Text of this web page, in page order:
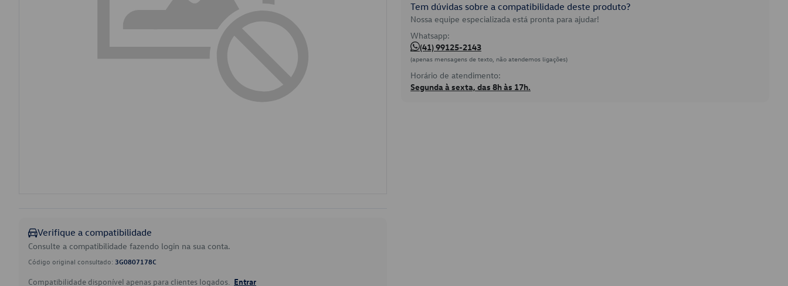
Verifique a compatibilidade
Consulte a compatibilidade fazendo login na sua conta.
Código original consultado: 3G0807178C
Compatibilidade disponível apenas para clientes logados. Entrar
Tem dúvidas sobre a compatibilidade deste produto?
Nossa equipe especializada está pronta para ajudar!
Whatsapp:
(41) 99125-2143
(apenas mensagens de texto, não atendemos ligações)
Horário de atendimento:
Segunda à sexta, das 8h às 17h.